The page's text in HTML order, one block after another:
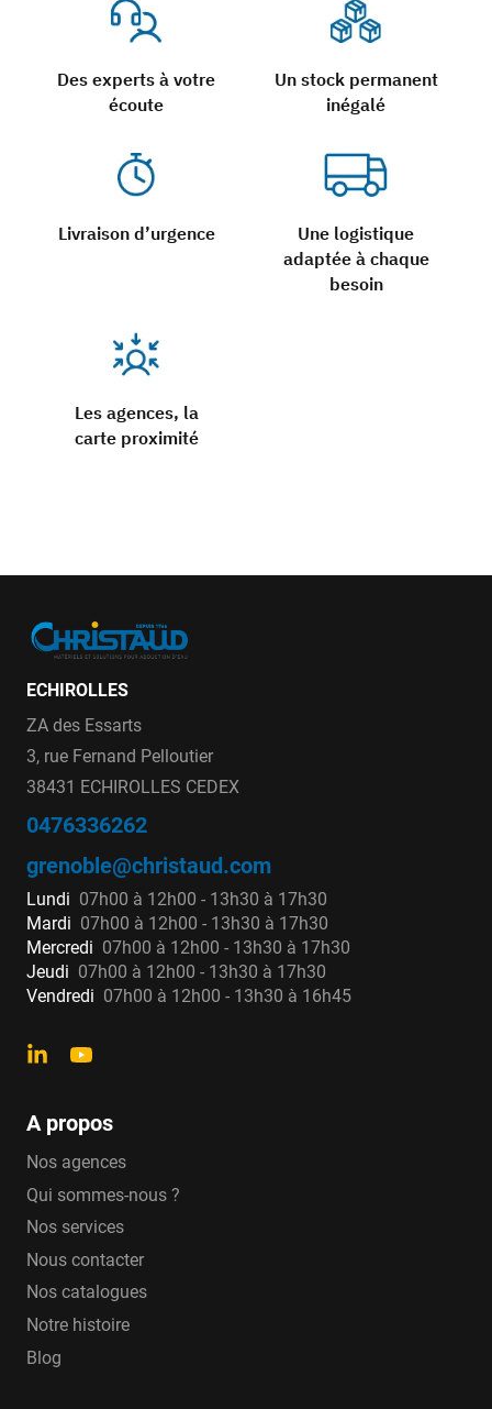
Des experts à votre
écoute
Un stock permanent
inégalé
Livraison d’urgence
Une logistique
adaptée à chaque
besoin
Les agences, la
carte proximité
ECHIROLLES
ZA des Essarts
3, rue Fernand Pelloutier
38431 ECHIROLLES CEDEX
0476336262
grenoble@christaud.com
Lundi 07h00 à 12h00 - 13h30 à 17h30
Mardi 07h00 à 12h00 - 13h30 à 17h30
Mercredi 07h00 à 12h00 - 13h30 à 17h30
Jeudi 07h00 à 12h00 - 13h30 à 17h30
Vendredi 07h00 à 12h00 - 13h30 à 16h45
A propos
Nos agences
Qui sommes-nous ?
Nos services
Nous contacter
Nos catalogues
Notre histoire
Blog